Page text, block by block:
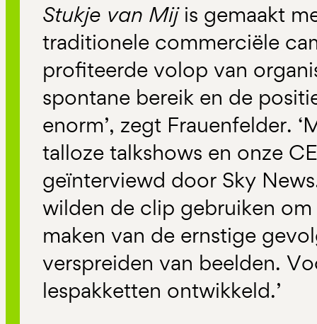
Stukje van Mijis gemaakt
traditionele commerciële
profiteerde volop van
spontane bereik en de
enorm’, zegt Frauenfelder.
talloze talkshows en onze
geïnterviewd door Sky
wilden de clip gebruiken
maken van de ernstige
verspreiden van beelden.
lespakketten ontwikkeld.’